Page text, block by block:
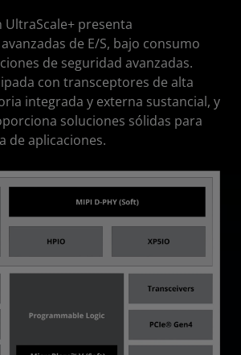
UltraScale+ presenta
de E/S, bajo consumo
de seguridad avanzadas.
con transceptores de alta
integrada y externa sustancial, y
soluciones sólidas para
de aplicaciones.